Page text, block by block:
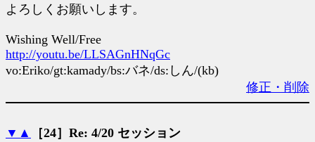
よろしくお願いします。
Wishing Well/Free
http://youtu.be/LLSAGnHNqGc
vo:Eriko/gt:kamady/bs:バネ/ds:しん/(kb)
修正・削除
▼ ▲
［24］Re: 4/20 セッション